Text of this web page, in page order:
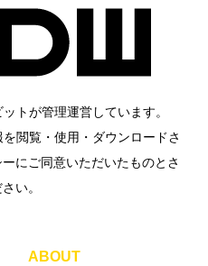
トが管理運営しています。
閲覧・使用・ダウンロードさ
にご同意いただいたものとさ
い。
ABOUT